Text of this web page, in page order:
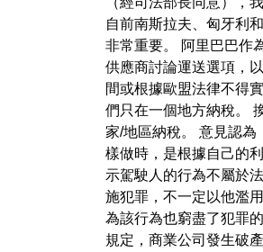
自前南斯拉夫、匈牙利
非常重要。 阿里巴巴作
供應商討論運送選項，
間或根據歐盟法律不得
們只在一個地方納稅。
家/地區納稅。 意見認
樣做時，是根據自己的
示駕駛人的行為不屬於
施犯罪，不一定以他濫
為該行為也窮盡了犯罪
規定，商業公司發生破